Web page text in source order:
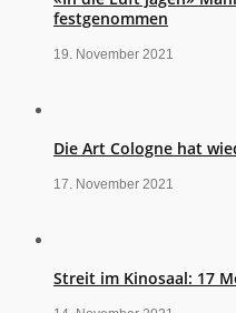
festgenommen
19. November 2021
Die Art Cologne hat
17. November 2021
Streit im Kinosaal: 17